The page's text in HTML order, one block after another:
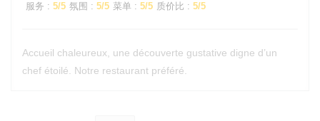
服务 : 5/5 氛围 : 5/5 菜单 : 5/5 质价比 : 5/5
Accueil chaleureux, une découverte gustative digne d’un
chef étoilé. Notre restaurant préféré.